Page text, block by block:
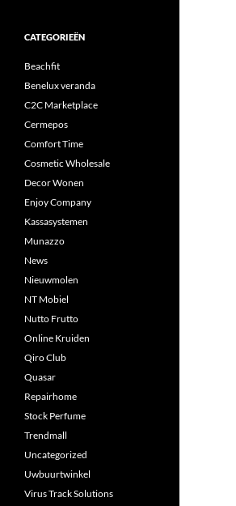
CATEGORIEËN
Beachfit
Benelux veranda
C2C Marketplace
Cermepos
Comfort Time
Cosmetic Wholesale
Decor Wonen
Enjoy Company
Kassasystemen
Munazzo
News
Nieuwmolen
NT Mobiel
Nutto Frutto
Online Kruiden
Qiro Club
Quasar
Repairhome
Stock Perfume
Trendmall
Uncategorized
Uwbuurtwinkel
Virus Track Solutions